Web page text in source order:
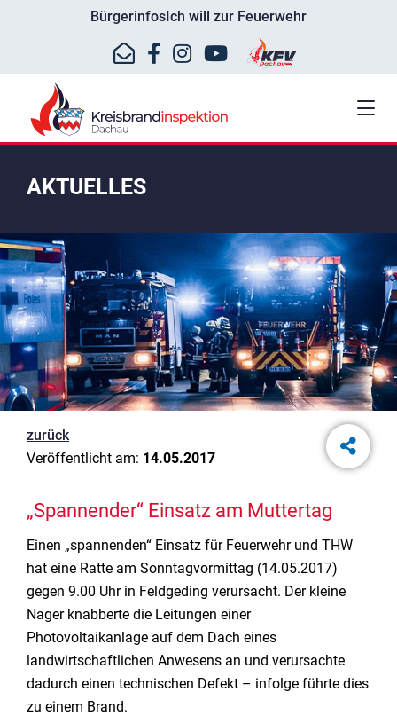
BürgerinfosIch will zur Feuerwehr
AKTUELLES
zurück
Veröffentlicht am: 14.05.2017
„Spannender“ Einsatz am Muttertag
Einen „spannenden“ Einsatz für Feuerwehr und THW
hat eine Ratte am Sonntagvormittag (14.05.2017)
gegen 9.00 Uhr in Feldgeding verursacht. Der kleine
Nager knabberte die Leitungen einer
Photovoltaikanlage auf dem Dach eines
landwirtschaftlichen Anwesens an und verursachte
dadurch einen technischen Defekt – infolge führte dies
zu einem Brand.